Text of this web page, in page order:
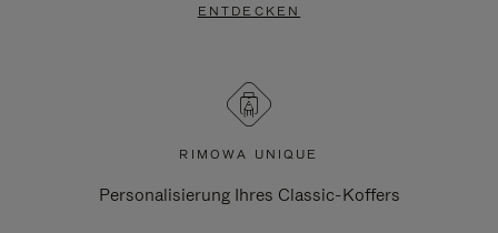
ENTDECKEN
RIMOWA UNIQUE
Personalisierung Ihres Classic-Koffers